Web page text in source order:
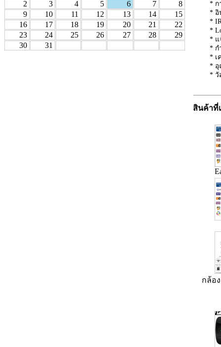
2
3 4 5 6 7
8
9
10 11 12 13 14
15
16
17 18 19 20 21
22
23
24 25 26 27 28
29
30
31
* ก
* อิ
*
*
* แ
* ก
* เ
* อุ
* วั
สินค้าที่
กล้อ